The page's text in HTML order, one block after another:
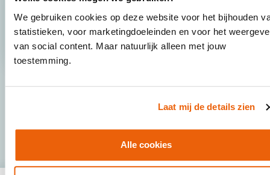
We gebruiken cookies op deze website voor het bijhouden
statistieken, voor marketingdoeleinden en voor het
van social content. Maar natuurlijk alleen met jouw
toestemming.
Laat mij de details zien
Alle cookies
Directeur Spacetime Layers
Wie jou voor zijn gegaan